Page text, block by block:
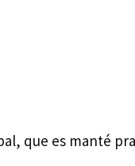
que es manté